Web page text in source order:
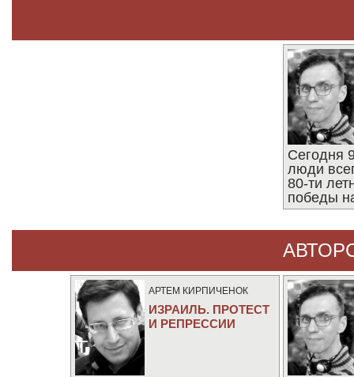
Сегодня
люди
80-ти
победы
АРТЕМ КИРПИЧЕНОК
ИЗРАИЛЬ. ПРОТЕСТ
И РЕПРЕССИИ